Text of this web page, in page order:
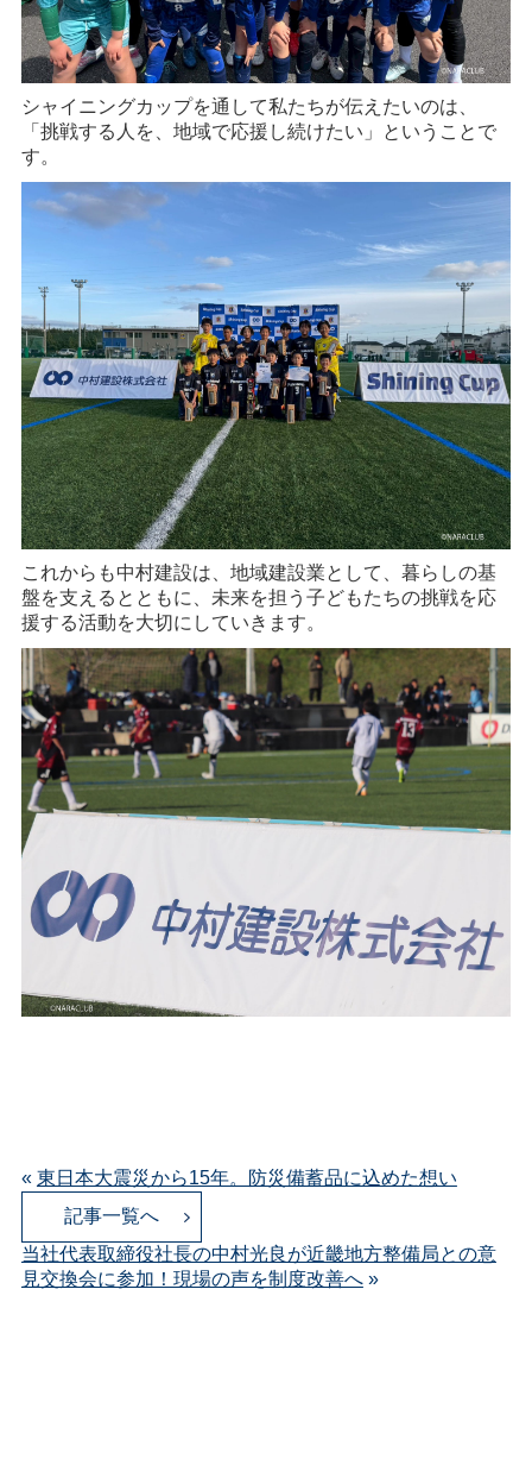
シャイニングカップを通して私たちが伝えたいのは、
「挑戦する人を、地域で応援し続けたい」ということで
す。
これからも中村建設は、地域建設業として、暮らしの基
盤を支えるとともに、未来を担う子どもたちの挑戦を応
援する活動を大切にしていきます。
« 東日本大震災から15年。防災備蓄品に込めた想い
記事一覧へ
当社代表取締役社長の中村光良が近畿地方整備局との意
見交換会に参加！現場の声を制度改善へ»